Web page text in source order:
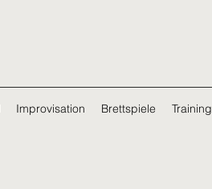
Improvisation Brettspiele Training